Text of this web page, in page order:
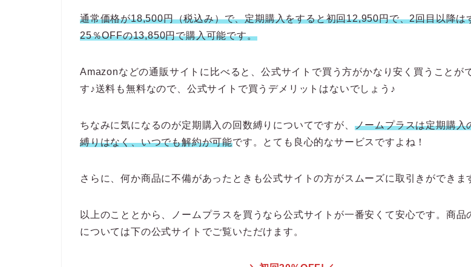
通常価格が18,500円（税込み）で、定期購入をすると初回12,950円で、2回目以降は
25％OFFの13,850円で購入可能です。
Amazonなどの通販サイトに比べると、公式サイトで買う方がかなり安く買うことが
す♪送料も無料なので、公式サイトで買うデメリットはないでしょう♪
ちなみに気になるのが定期購入の回数縛りについてですが、 ノームプラスは定期購入
縛りはなく、いつでも解約が可能です。とても良心的なサービスですよね！
さらに、何か商品に不備があったときも公式サイトの方がスムーズに取引きができま
以上のこととから、ノームプラスを買うなら公式サイトが一番安くて安心です。商品
については下の公式サイトでご覧いただけます。